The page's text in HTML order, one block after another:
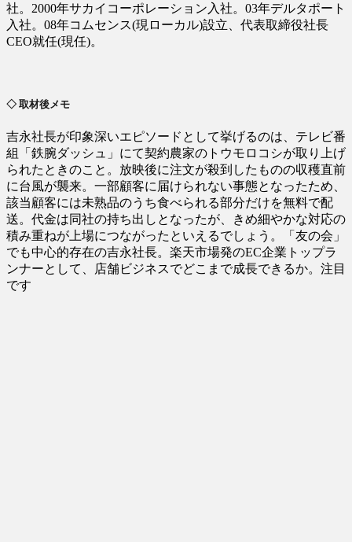
社。2000年サカイコーポレーション入社。03年デルタポート
入社。08年コムセンス(現ローカル)設立、代表取締役社長
CEO就任(現任)。
◇ 取材後メモ
吉永社長が印象深いエピソードとして挙げるのは、テレビ番
組「鉄腕ダッシュ」にて契約農家のトウモロコシが取り上げ
られたときのこと。放映後に注文が殺到したものの収穫直前
に台風が襲来。一部顧客に届けられない事態となったため、
該当顧客には未熟品のうち食べられる部分だけを無料で配
送。代金は同社の持ち出しとなったが、きめ細やかな対応の
積み重ねが上場につながったといえるでしょう。「友の会」
でも中心的存在の吉永社長。楽天市場発のEC企業トップラ
ンナーとして、店舗ビジネスでどこまで成長できるか。注目
です